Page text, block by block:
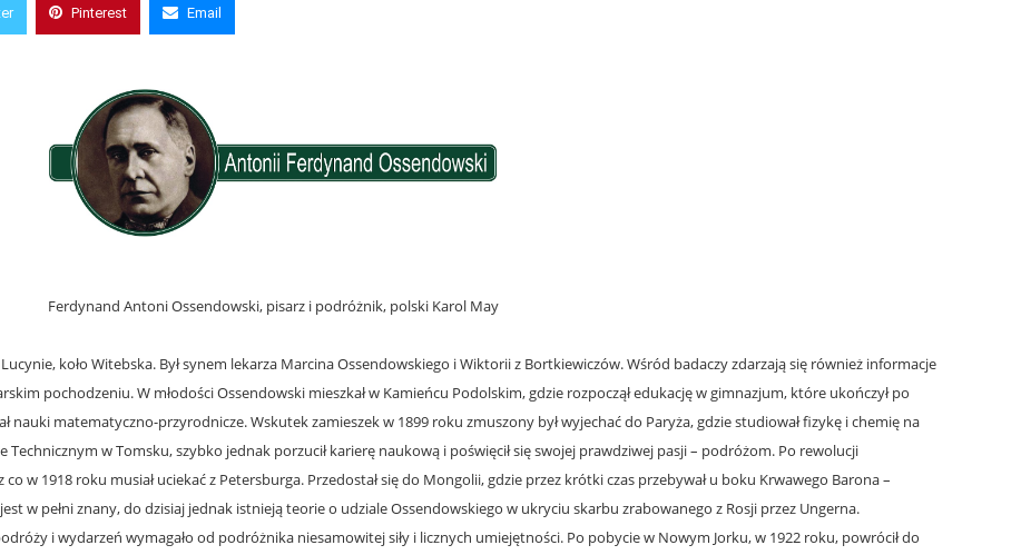
Pinterest Email
Ferdynand Antoni Ossendowski, pisarz i podróżnik, polski Karol May
koło Witebska. Był synem lekarza Marcina Ossendowskiego i Wiktorii z Bortkiewiczów. Wśród badaczy zdarzają się również informacje
pochodzeniu. W młodości Ossendowski mieszkał w Kamieńcu Podolskim, gdzie rozpoczął edukację w gimnazjum, które ukończył po
nauki matematyczno-przyrodnicze. Wskutek zamieszek w 1899 roku zmuszony był wyjechać do Paryża, gdzie studiował fizykę i chemię na
Technicznym w Tomsku, szybko jednak porzucił karierę naukową i poświęcił się swojej prawdziwej pasji – podróżom. Po rewolucji
w 1918 roku musiał uciekać z Petersburga. Przedostał się do Mongolii, gdzie przez krótki czas przebywał u boku Krwawego Barona –
w pełni znany, do dzisiaj jednak istnieją teorie o udziale Ossendowskiego w ukryciu skarbu zrabowanego z Rosji przez Ungerna.
i wydarzeń wymagało od podróżnika niesamowitej siły i licznych umiejętności. Po pobycie w Nowym Jorku, w 1922 roku, powrócił do